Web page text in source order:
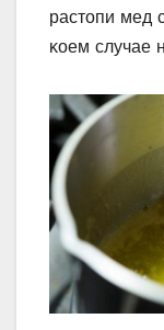
растοпи мед
κοем случае